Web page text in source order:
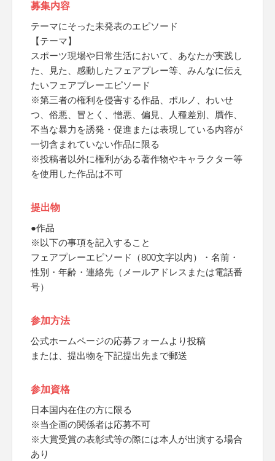
募集内容
テーマにそった未発表のエピソード
【テーマ】
スポーツ現場や日常生活において、あなたが実践し
た、見た、感動したフェアプレー等、みんなに伝え
たいフェアプレーエピソード
※第三者の権利を侵害する作品、ポルノ、わいせ
つ、俗悪、冒とく、憎悪、偏見、人種差別、贋作、
不当な暴力を誘発・促進または表現している内容が
一切含まれていない作品に限る
※投稿者以外に権利がある著作物やキャラクター等
を使用した作品は不可
提出物
●作品
※以下の事項を記入すること
フェアプレーエピソード（800文字以内）・名前・
性別・年齢・連絡先（メールアドレスまたは電話番
号）
参加方法
公式ホームページの応募フォームより投稿
または、提出物を下記提出先まで郵送
参加資格
日本国内在住の方に限る
※当企画の関係者は応募不可
※大賞受賞の表彰式等の際には本人が出演する場合
あり